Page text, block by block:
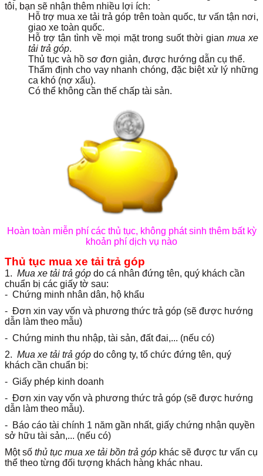
tôi, bạn sẽ nhận thêm nhiều lợi ích:
Hỗ trợ mua xe tải trả góp trên toàn quốc, tư vấn tận nơi,
giao xe toàn quốc.
Hỗ trợ tận tình về mọi mặt trong suốt thời gian mua xe
tải trả góp.
Thủ tục và hồ sơ đơn giản, được hướng dẫn cụ thể.
Thẩm định cho vay nhanh chóng, đặc biệt xử lý những
ca khó (nợ xấu).
Có thể không cần thế chấp tài sản.
Hoàn toàn miễn phí các thủ tục, không phát sinh thêm bất kỳ
khoản phí dịch vụ nào
Thủ tục mua xe tải trả góp
1. Mua xe tải trả góp do cá nhân đứng tên, quý khách cần
chuẩn bị các giấy tờ sau:
- Chứng minh nhân dân, hộ khẩu
- Đơn xin vay vốn và phương thức trả góp (sẽ được hướng
dẫn làm theo mẫu)
- Chứng minh thu nhập, tài sản, đất đai,... (nếu có)
2. Mua xe tải trả góp do công ty, tổ chức đứng tên, quý
khách cần chuẩn bị:
- Giấy phép kinh doanh
- Đơn xin vay vốn và phương thức trả góp (sẽ được hướng
dẫn làm theo mẫu).
- Báo cáo tài chính 1 năm gần nhất, giấy chứng nhận quyền
sở hữu tài sản,... (nếu có)
Một số thủ tục mua xe tải bồn trả góp khác sẽ được tư vấn cụ
thể theo từng đối tượng khách hàng khác nhau.